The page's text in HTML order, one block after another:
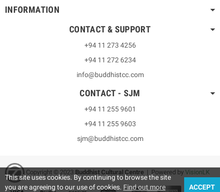
INFORMATION
CONTACT & SUPPORT
+94 11 273 4256
+94 11 272 6234
info@buddhistcc.com
CONTACT - SJM
+94 11 255 9601
+94 11 255 9603
sjm@buddhistcc.com
Copyright © 2023 Buddhist Cultural Centre | Powered by VisionLK
This site uses cookies. By continuing to browse the site
you are agreeing to our use of cookies. Find out more ACCEPT